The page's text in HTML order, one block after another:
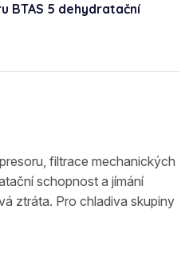
BTAS 5 dehydratační
filtrace mechanických
schopnost a jímání
ztráta. Pro chladiva skupiny